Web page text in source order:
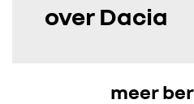
FOTO’S & VIDEO’S
over Dacia
meer